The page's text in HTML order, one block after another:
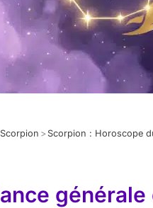
> Scorpion : Horoscope
générale